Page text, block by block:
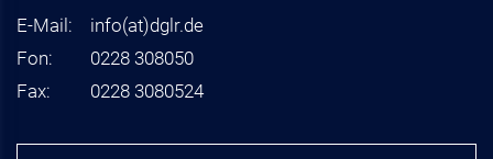
E-Mail: info(at)dglr.de
Fon:
0228 308050
Fax:
0228 3080524